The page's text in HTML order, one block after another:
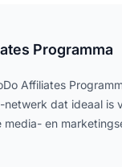
Programma
Affiliates
netwerk dat ideaal is
media- en